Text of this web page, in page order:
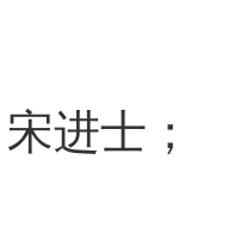
进士；